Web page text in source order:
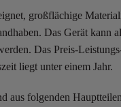
großflächige
Das Gerät kann
Das Preis-
liegt unter einem Jahr.
aus folgenden